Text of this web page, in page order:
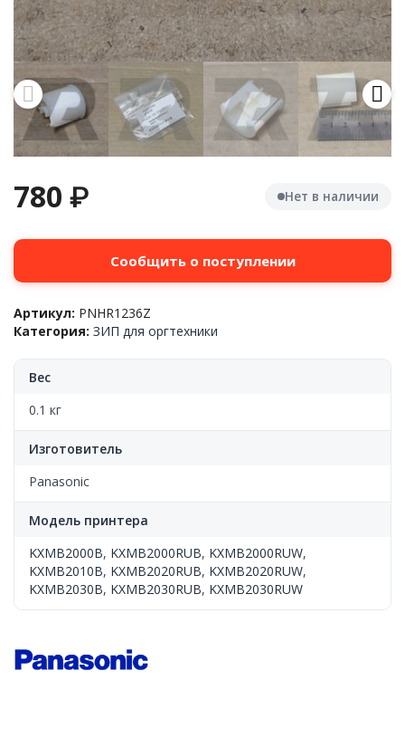
780 ₽ Нет в наличии
Сообщить о поступлении
Артикул: PNHR1236Z
Категория: ЗИП для оргтехники
Вес
0.1 кг
Изготовитель
Panasonic
Модель принтера
KXMB2000B, KXMB2000RUB, KXMB2000RUW,
KXMB2010B, KXMB2020RUB, KXMB2020RUW,
KXMB2030B, KXMB2030RUB, KXMB2030RUW